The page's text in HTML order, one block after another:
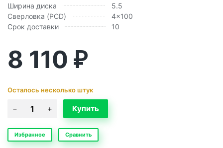
Ширина диска
5.5
Сверловка (PCD)
4x100
Срок доставки
10
8 110 ₽
Осталось несколько штук
Избранное Сравнить